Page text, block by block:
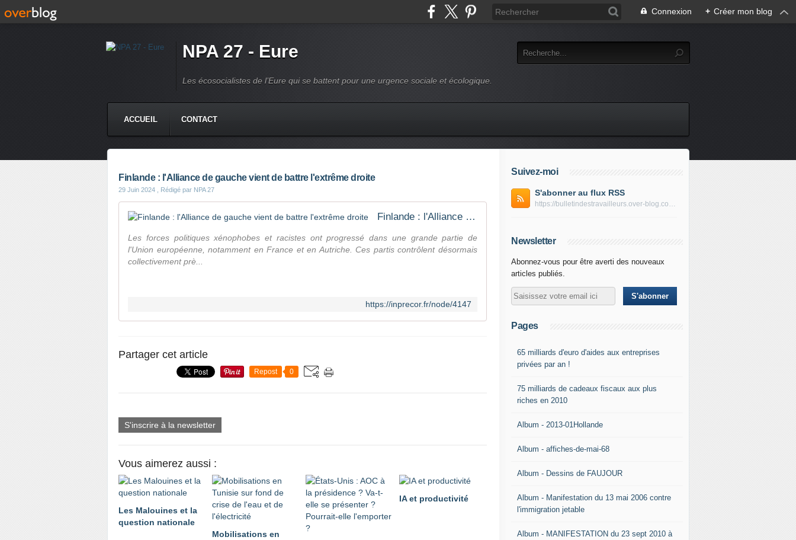
Connexion + Créer mon blog
NPA 27 - Eure
Les écosocialistes de l’Eure qui se battent pour une urgence sociale et écologique.
ACCUEIL CONTACT
Finlande : l'Alliance de gauche vient de battre l'extrême droite
29 Juin 2024 , Rédigé par NPA 27
Finlande : l'Alliance de gauche vient de battre l'extrême droite
Les forces politiques xénophobes et racistes ont progressé dans une grande partie de
l'Union européenne, notamment en France et en Autriche. Ces partis contrôlent désormais
collectivement prè...
https://inprecor.fr/node/4147
Partager cet article
Repost 0
S'inscrire à la newsletter
Vous aimerez aussi :
Les Malouines et la
question nationale
Mobilisations en
IA et productivité
Suivez-moi
S'abonner au flux RSS
https://bulletindestravailleurs.over-blog.com/rss
Newsletter
Abonnez-vous pour être averti des nouveaux
articles publiés.
Pages
65 milliards d'euro d'aides aux entreprises
privées par an !
75 milliards de cadeaux fiscaux aux plus
riches en 2010
Album - 2013-01Hollande
Album - affiches-de-mai-68
Album - Dessins de FAUJOUR
Album - Manifestation du 13 mai 2006 contre
l'immigration jetable
Album - MANIFESTATION du 23 sept 2010 à